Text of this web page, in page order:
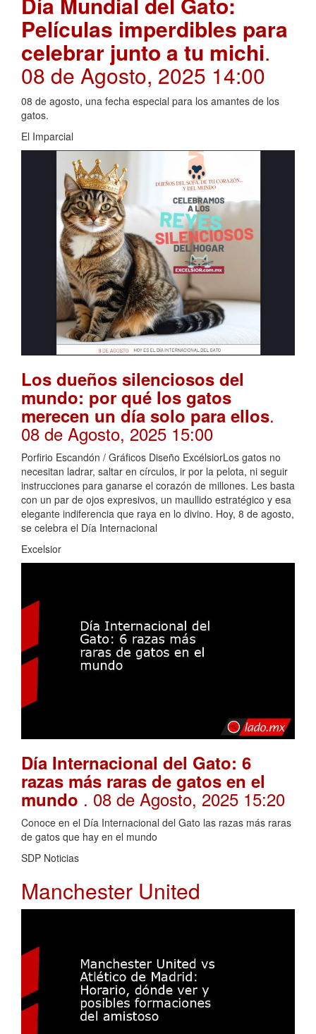
Películas imperdibles para
celebrar junto a tu michi.
08 de Agosto, 2025 14:00
08 de agosto, una fecha especial para los amantes de los
gatos.
El Imparcial
Los dueños silenciosos del
mundo: por qué los gatos
merecen un día solo para ellos.
08 de Agosto, 2025 15:00
Porfirio Escandón / Gráficos Diseño ExcélsiorLos gatos no
necesitan ladrar, saltar en círculos, ir por la pelota, ni seguir
instrucciones para ganarse el corazón de millones. Les basta
con un par de ojos expresivos, un maullido estratégico y esa
elegante indiferencia que raya en lo divino. Hoy, 8 de agosto,
se celebra el Día Internacional
Excelsior
Día Internacional del Gato: 6
razas más raras de gatos en el
mundo . 08 de Agosto, 2025 15:20
Conoce en el Día Internacional del Gato las razas más raras
de gatos que hay en el mundo
SDP Noticias
Manchester United